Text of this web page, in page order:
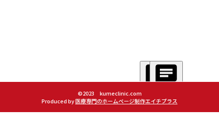
©2023 kumeclinic.com
Produced by医療専門のホームページ制作エイチプラス